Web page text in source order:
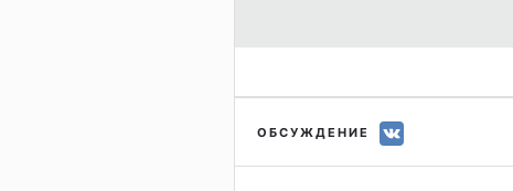
ОБСУЖДЕНИЕ